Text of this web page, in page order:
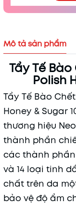
Mã khuyến mãi:
Điều kiện:
Mô tả sản phẩm
Tẩy Tế
Polish
Tẩy Tế Bào
Honey & Sugar
thương hiệu
thành phần
các thành
và 14 loại tinh
chất trên da
bảo vệ độ ẩm